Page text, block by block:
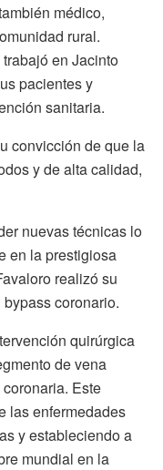
médico,
rural.
en Jacinto
pacientes y
sanitaria.
convicción de que la
y de alta calidad,
nuevas técnicas lo
en la prestigiosa
realizó su
coronario.
quirúrgica
de vena
Este
las enfermedades
y estableciendo a
mundial en la